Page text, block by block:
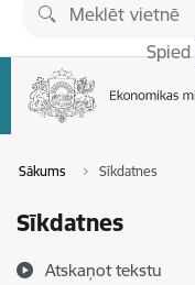
Pāriet uz lapas saturu
Spied
Sākums Sīkdatnes
Sīkdatnes
Atskaņot tekstu